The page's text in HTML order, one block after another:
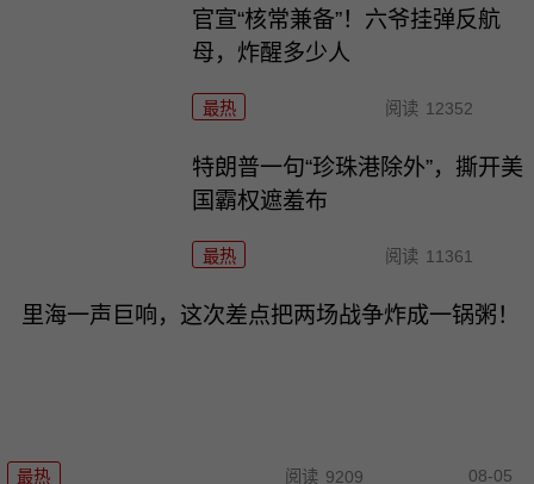
官宣“核常兼备”！六爷挂弹反航
母，炸醒多少人
最热 阅读 12352
特朗普一句“珍珠港除外”，撕开美
国霸权遮羞布
最热 阅读 11361
里海一声巨响，这次差点把两场战争炸成一锅粥！
最热 阅读 9209 08-05